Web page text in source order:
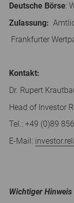
Deutsche Börse:
Zulassung:
Frankfurter
Kontakt:
Dr. Rupert
Head of Investor
Tel.: +49 (0)89
E-Mail:
Wichtiger Hinweis